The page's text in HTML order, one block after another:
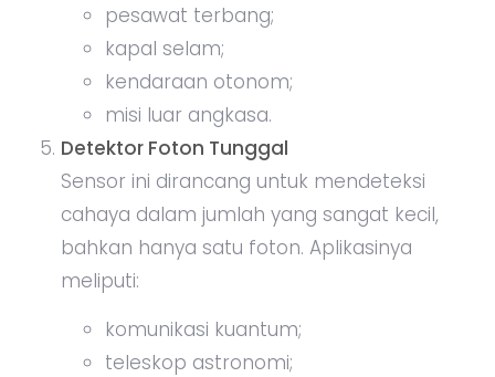
pesawat terbang;
kapal selam;
kendaraan otonom;
misi luar angkasa.
Detektor Foton Tunggal
Sensor ini dirancang untuk mendeteksi
cahaya dalam jumlah yang sangat kecil,
bahkan hanya satu foton. Aplikasinya
meliputi:
komunikasi kuantum;
teleskop astronomi;